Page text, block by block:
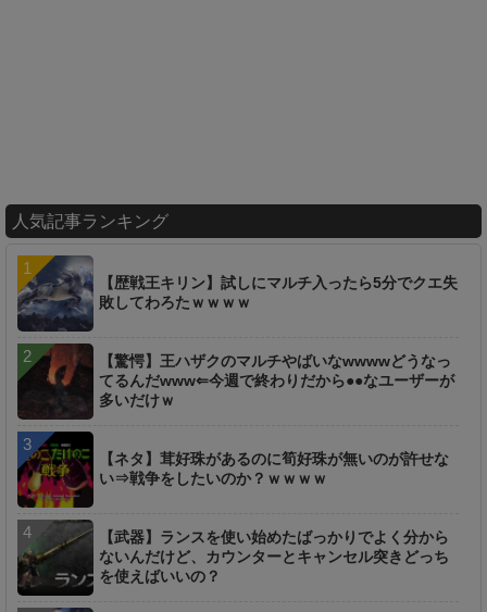
人気記事ランキング
【歴戦王キリン】試しにマルチ入ったら5分でクエ失
敗してわろたｗｗｗｗ
【驚愕】王ハザクのマルチやばいなwwwwどうなっ
てるんだwww⇐今週で終わりだから●●なユーザーが
多いだけｗ
【ネタ】茸好珠があるのに筍好珠が無いのが許せな
い⇒戦争をしたいのか？ｗｗｗｗ
【武器】ランスを使い始めたばっかりでよく分から
ないんだけど、カウンターとキャンセル突きどっち
を使えばいいの？